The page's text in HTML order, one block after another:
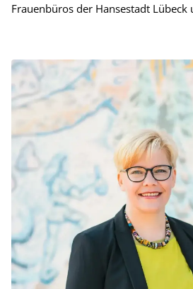
Frauenbüros der Hansestadt Lübeck